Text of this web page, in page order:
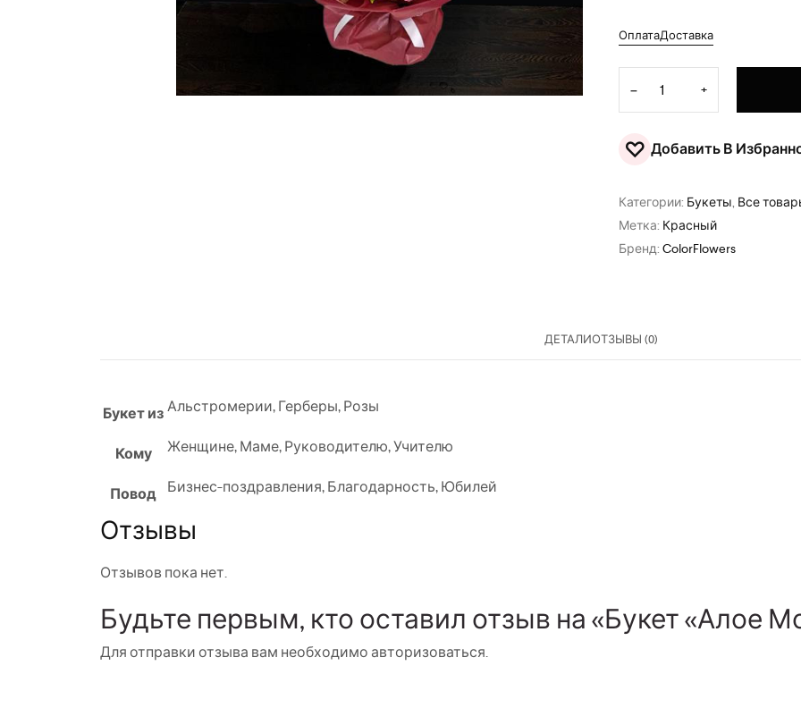
ОплатаДоставка
− +
♡ Добавить В
Категории: Букеты, Все
Метка: Красный
Бренд: ColorFlowers
ДЕТАЛИОТЗЫВЫ (0)
Букет изАльстромерии,Герберы,Розы
Кому Женщине,Маме,Руководителю,Учителю
Повод Бизнес-поздравления,Благодарность,Юбилей
Отзывы
Отзывов пока нет.
Будьте первым, кто оставил отзыв на «Букет «Алое
Для отправки отзыва вам необходимо авторизоваться.